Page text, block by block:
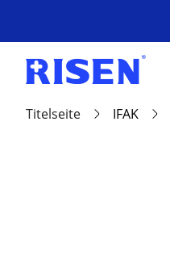
Titelseite IFAK